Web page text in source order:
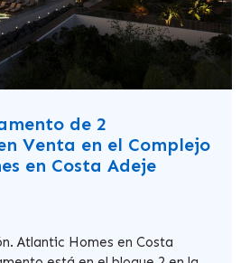
de 2
Venta en el Complejo
en Costa Adeje
Atlantic Homes en Costa